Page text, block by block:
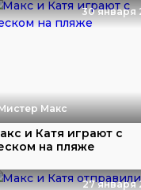
30 января
Макс
и Катя играют с
на пляже
27 января